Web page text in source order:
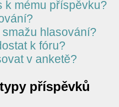
k mému příspěvku?
hlasování?
k fóru?
v anketě?
příspěvků